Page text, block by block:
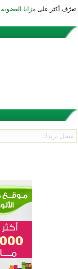
تعرّف أكثر على مزايا العضوية